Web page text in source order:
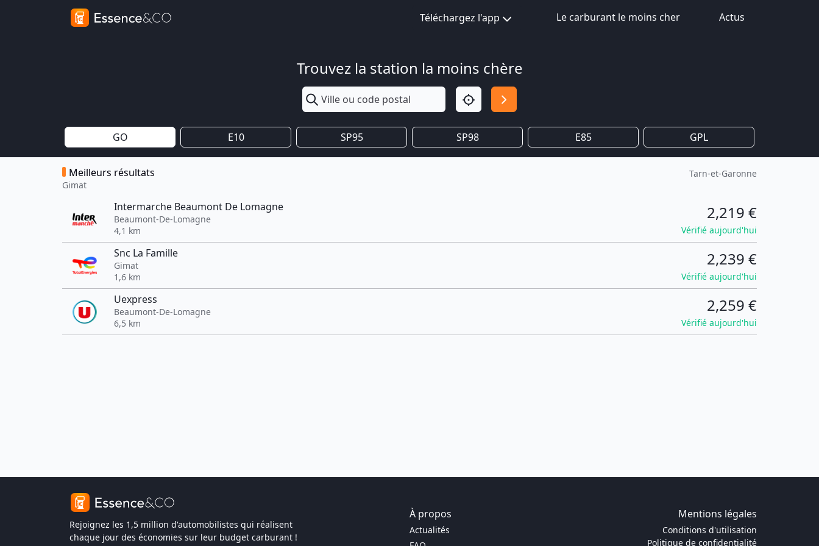
Téléchargez l'app Le carburant le moins cher Actus
Trouvez la station la moins chère
GO E10 SP95 SP98 E85 GPL
Meilleurs résultats
Gimat
Tarn-et-Garonne
Intermarche Beaumont De Lomagne
Beaumont-De-Lomagne
4,1 km
2,219 €
Vérifié aujourd'hui
Snc La Famille
Gimat
1,6 km
2,239 €
Vérifié aujourd'hui
Uexpress
Beaumont-De-Lomagne
6,5 km
2,259 €
Vérifié aujourd'hui
Rejoignez les 1,5 million d'automobilistes qui réalisent
chaque jour des économies sur leur budget carburant !
À propos Mentions légales
Actualités
Conditions d'utilisation
Politique de confidentialité